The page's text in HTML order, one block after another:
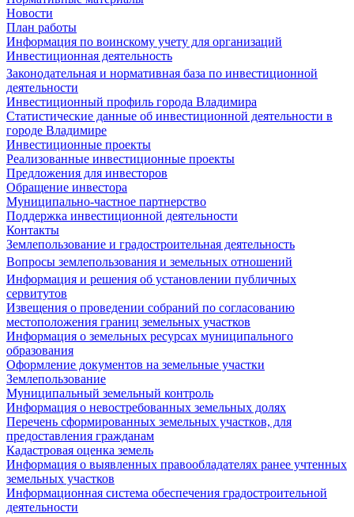
Новости
План работы
Информация по воинскому учету для организаций
Инвестиционная деятельность
Законодательная и нормативная база по инвестиционной
деятельности
Инвестиционный профиль города Владимира
Статистические данные об инвестиционной деятельности в
городе Владимире
Инвестиционные проекты
Реализованные инвестиционные проекты
Предложения для инвесторов
Обращение инвестора
Муниципально-частное партнерство
Поддержка инвестиционной деятельности
Контакты
Землепользование и градостроительная деятельность
Вопросы землепользования и земельных отношений
Информация и решения об установлении публичных
сервитутов
Извещения о проведении собраний по согласованию
местоположения границ земельных участков
Информация о земельных ресурсах муниципального
образования
Оформление документов на земельные участки
Землепользование
Муниципальный земельный контроль
Информация о невостребованных земельных долях
Перечень сформированных земельных участков, для
предоставления гражданам
Кадастровая оценка земель
Информация о выявленных правообладателях ранее учтенных
земельных участков
Информационная система обеспечения градостроительной
деятельности